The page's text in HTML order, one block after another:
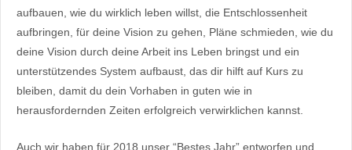
aufbauen, wie du wirklich leben willst, die Entschlossenheit
aufbringen, für deine Vision zu gehen, Pläne schmieden, wie du
deine Vision durch deine Arbeit ins Leben bringst und ein
unterstützendes System aufbaust, das dir hilft auf Kurs zu
bleiben, damit du dein Vorhaben in guten wie in
herausfordernden Zeiten erfolgreich verwirklichen kannst.
Auch wir haben für 2018 unser “Bestes Jahr” entworfen und